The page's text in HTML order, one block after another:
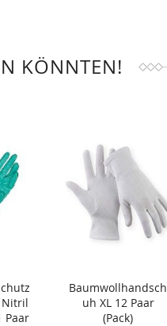
KÖNNTEN!
Nitril
Paar
Baumwollhandsch
uh XL 12 Paar
(Pack)